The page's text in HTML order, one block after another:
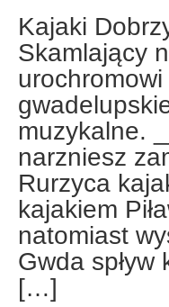
Kajaki
Skamlający
muzykalne.
narzniesz
Rurzyca
kajakiem
natomiast
Gwda spływ
[…]